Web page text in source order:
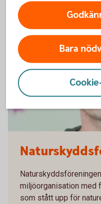
miljöorganisation med
som stått upp för
Bara